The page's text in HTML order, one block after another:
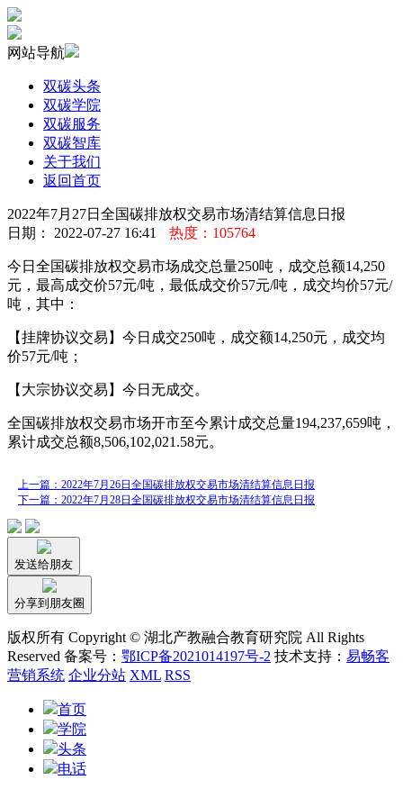
网站导航
双碳头条
双碳学院
双碳服务
双碳智库
关于我们
返回首页
2022年7月27日全国碳排放权交易市场清结算信息日报
日期： 2022-07-27 16:41
热度：105764
今日全国碳排放权交易市场成交总量250吨，成交总额14,250
元，最高成交价57元/吨，最低成交价57元/吨，成交均价57元/
吨，其中：
【挂牌协议交易】今日成交250吨，成交额14,250元，成交均
价57元/吨；
【大宗协议交易】今日无成交。
全国碳排放权交易市场开市至今累计成交总量194,237,659吨，
累计成交总额8,506,102,021.58元。
上一篇：2022年7月26日全国碳排放权交易市场清结算信息日报
下一篇：2022年7月28日全国碳排放权交易市场清结算信息日报
发送给朋友
分享到朋友圈
版权所有 Copyright © 湖北产教融合教育研究院 All Rights
Reserved 备案号： 鄂ICP备2021014197号-2 技术支持： 易畅客
营销系统 企业分站 XML RSS
首页
学院
头条
电话